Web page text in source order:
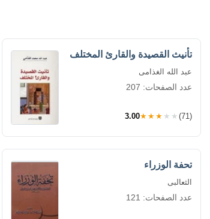
تأنيث القصيدة والقارئ المختلف
عبد الله الغذامى
عدد الصفحات: 207
3.00★★★★★ (71)
تحفة الوزراء
الثعالبى
عدد الصفحات: 121